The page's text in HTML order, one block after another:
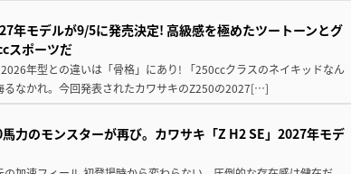
年モデルが9/5に発売決定! 高級感を極めたツートーンとグ
スポーツだ
年型との違いは「骨格」にあり! 「250ccクラスのネイキッドなん
るなかれ。今回発表されたカワサキのZ250の2027[…]
力のモンスターが再び。カワサキ「Z H2 SE」2027年モデ